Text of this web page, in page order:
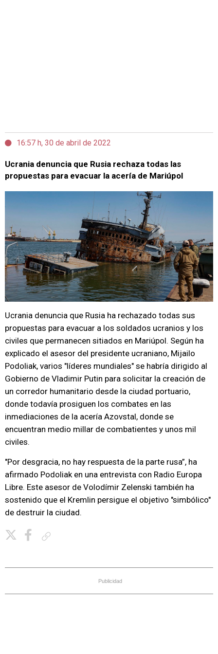
16:57 h, 30 de abril de 2022
Ucrania denuncia que Rusia rechaza todas las
propuestas para evacuar la acería de Mariúpol
Ucrania denuncia que Rusia ha rechazado todas sus
propuestas para evacuar a los soldados ucranios y los
civiles que permanecen sitiados en Mariúpol. Según ha
explicado el asesor del presidente ucraniano, Mijailo
Podoliak, varios "líderes mundiales" se habría dirigido al
Gobierno de Vladimir Putin para solicitar la creación de
un corredor humanitario desde la ciudad portuario,
donde todavía prosiguen los combates en las
inmediaciones de la acería Azovstal, donde se
encuentran medio millar de combatientes y unos mil
civiles.
"Por desgracia, no hay respuesta de la parte rusa”, ha
afirmado Podoliak en una entrevista con Radio Europa
Libre. Este asesor de Volodímir Zelenski también ha
sostenido que el Kremlin persigue el objetivo "simbólico"
de destruir la ciudad.
Publicidad